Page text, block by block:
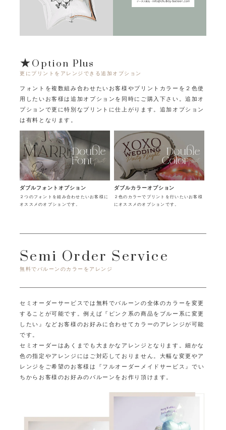
★Option Plus
更にプリントをアレンジできる追加オプション
フォントを複数組み合わせたいお客様やプリントカラーを２色使
用したいお客様は追加オプションを同時にご購入下さい。追加オ
プションで更に特別なプリントに仕上がります。追加オプション
は有料となります。
ダブルフォントオプション
２つのフォントを組み合わせたいお客様に
オススメのオプションです。
ダブルカラーオプション
２色のカラーでプリントを行いたいお客様
にオススメのオプションです。
Semi Order Service
無料でバルーンのカラーをアレンジ
セミオーダーサービスでは無料でバルーンの全体のカラーを変更
することが可能です。例えば『ピンク系の商品をブルー系に変更
したい』など お客様のお好みに合わせてカラーのアレンジが可能
です。
セミオーダーはあくまでも大まかなアレンジとなります。細かな
色の指定やアレンジにはご対応しておりません。 大幅な変更やア
レンジをご希望のお客様は『フルオーダーメイドサービス』で い
ちからお客様のお好みのバルーンをお作り頂けます。